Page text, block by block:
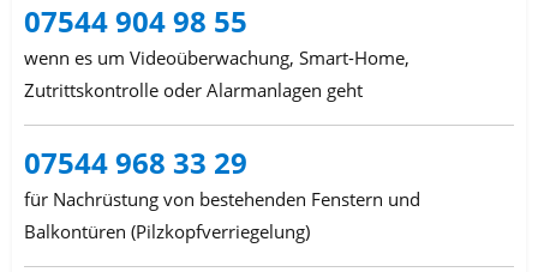
07544 904 98 55
wenn es um Videoüberwachung, Smart-Home,
Zutrittskontrolle oder Alarmanlagen geht
07544 968 33 29
für Nachrüstung von bestehenden Fenstern und
Balkontüren (Pilzkopfverriegelung)